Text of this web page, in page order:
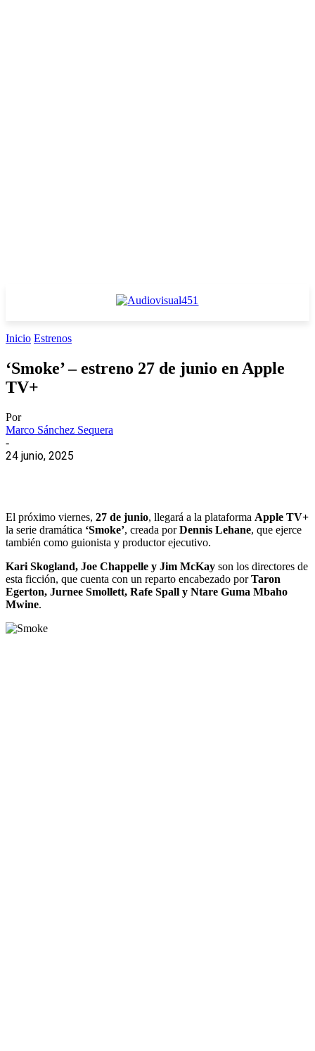
Inicio Estrenos
‘Smoke’ – estreno 27 de junio en Apple
TV+
Por
Marco Sánchez Sequera
-
24 junio, 2025
El próximo viernes, 27 de junio, llegará a la plataforma Apple TV+
la serie dramática ‘Smoke’, creada porDennis Lehane, que ejerce
también como guionista y productor ejecutivo.
Kari Skogland, Joe Chappelle y Jim McKay son los directores de
esta ficción, que cuenta con un reparto encabezado porTaron
Egerton, Jurnee Smollett, Rafe Spall y Ntare Guma Mbaho
Mwine.